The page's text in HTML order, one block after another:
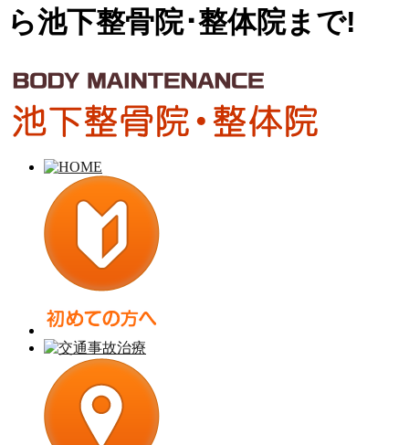
ら池下整骨院･整体院まで!